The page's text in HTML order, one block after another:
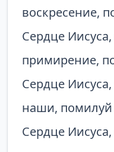
воскресение,
Сердце
примирение,
Сердце
наши, помилуй
Сердце